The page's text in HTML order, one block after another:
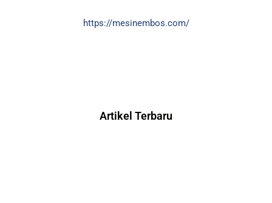
https://mesinembos.com/
Artikel Terbaru